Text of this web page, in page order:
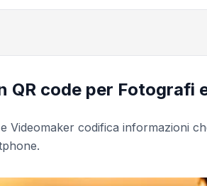
QR code per Fotografi
Videomaker codifica informazioni